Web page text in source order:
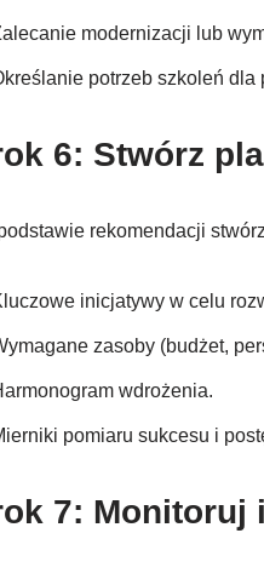
modernizacji lub
potrzeb szkoleń
6: Stwórz
rekomendacji
inicjatywy w celu
zasoby (budżet,
wdrożenia.
pomiaru sukcesu i
7: Monitoruj